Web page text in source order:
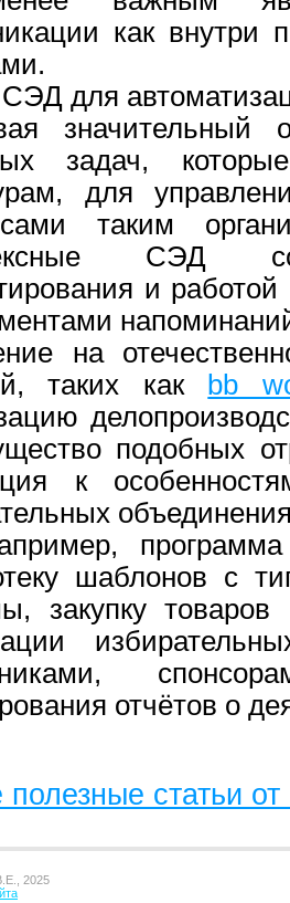
как внутри
для
значительный
задач,
для
таким
СЭД
и
на
таких как
bb
подобных
к
шаблонов с
закупку
отчётов о
полезные статьи
2025